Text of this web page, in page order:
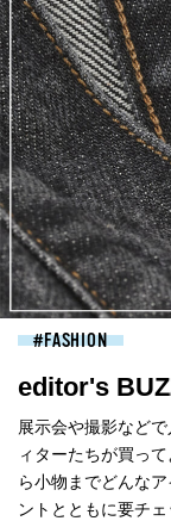
FASHION
editor's
展示会や撮影など
ィターたちが買っ
ら小物までどんな
ントとともに要チェ